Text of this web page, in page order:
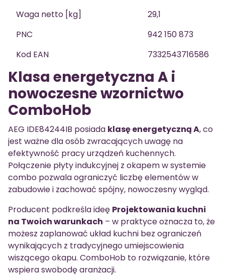
Waga netto [kg]
29,1
PNC
942 150 873
Kod EAN
7332543716586
Klasa energetyczna A i
nowoczesne wzornictwo
ComboHob
AEG IDE84244IB posiada klasę energetyczną A, co
jest ważne dla osób zwracających uwagę na
efektywność pracy urządzeń kuchennych.
Połączenie płyty indukcyjnej z okapem w systemie
combo pozwala ograniczyć liczbę elementów w
zabudowie i zachować spójny, nowoczesny wygląd.
Producent podkreśla ideę Projektowania kuchni
na Twoich warunkach – w praktyce oznacza to, że
możesz zaplanować układ kuchni bez ograniczeń
wynikających z tradycyjnego umiejscowienia
wiszącego okapu. ComboHob to rozwiązanie, które
wspiera swobodę aranżacji.